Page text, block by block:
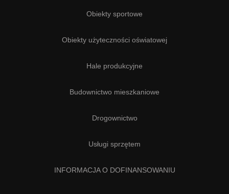
Obiekty sportowe
Obiekty użyteczności oświatowej
Hale produkcyjne
Budownictwo mieszkaniowe
Drogownictwo
Usługi sprzętem
INFORMACJA O DOFINANSOWANIU